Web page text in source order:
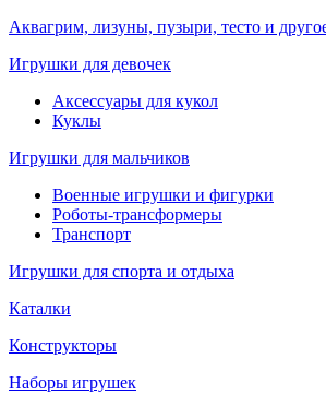
Аквагрим, лизуны, пузыри, тесто и
Игрушки для девочек
Аксессуары для кукол
Куклы
Игрушки для мальчиков
Военные игрушки и фигурки
Роботы-трансформеры
Транспорт
Игрушки для спорта и отдыха
Каталки
Конструкторы
Наборы игрушек